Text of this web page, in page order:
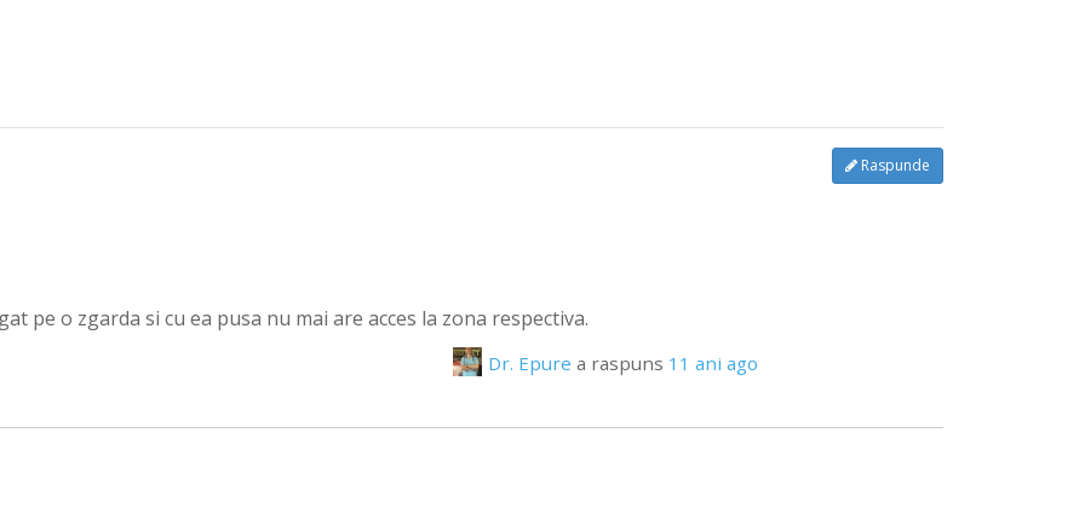
Raspunde
pe o zgarda si cu ea pusa nu mai are acces la zona respectiva.
Dr. Epure a raspuns 11 ani ago